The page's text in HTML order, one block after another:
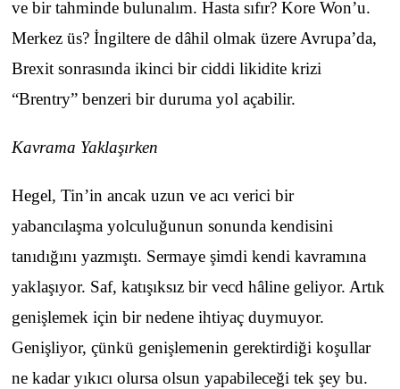
ve bir tahminde bulunalım. Hasta sıfır? Kore Won’u.
Merkez üs? İngiltere de dâhil olmak üzere Avrupa’da,
Brexit sonrasında ikinci bir ciddi likidite krizi
“Brentry” benzeri bir duruma yol açabilir.
Kavrama Yaklaşırken
Hegel, Tin’in ancak uzun ve acı verici bir
yabancılaşma yolculuğunun sonunda kendisini
tanıdığını yazmıştı. Sermaye şimdi kendi kavramına
yaklaşıyor. Saf, katışıksız bir vecd hâline geliyor. Artık
genişlemek için bir nedene ihtiyaç duymuyor.
Genişliyor, çünkü genişlemenin gerektirdiği koşullar
ne kadar yıkıcı olursa olsun yapabileceği tek şey bu.